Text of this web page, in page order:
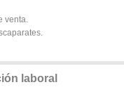
venta.
laboral